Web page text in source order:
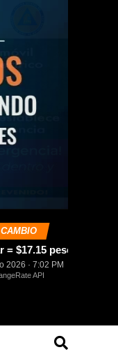
= $17.15 pesos
2026 · 7:02 PM
API